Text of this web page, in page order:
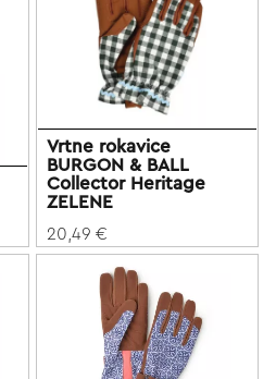
Vrtne rokavice
BURGON & BALL
Collector Heritage
ZELENE
20,49 €